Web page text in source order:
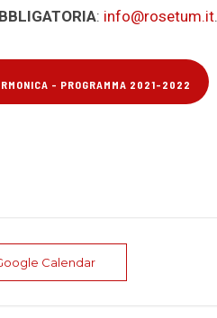
: info@rosetum.it.
- PROGRAMMA 2021-2022
Calendar